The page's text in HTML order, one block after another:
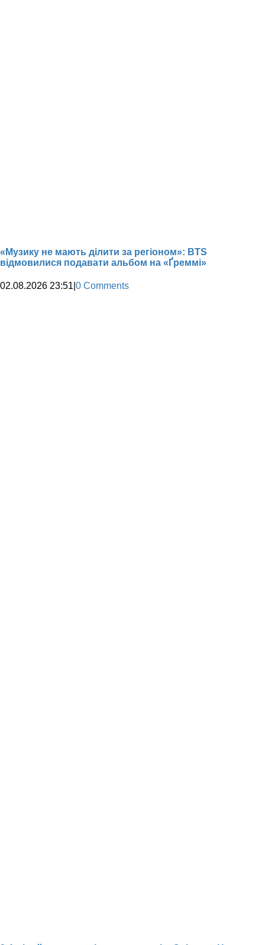
«Музику не мають ділити за регіоном»: BTS
відмовилися подавати альбом на «Ґреммі»
02.08.2026 23:51 0 Comments